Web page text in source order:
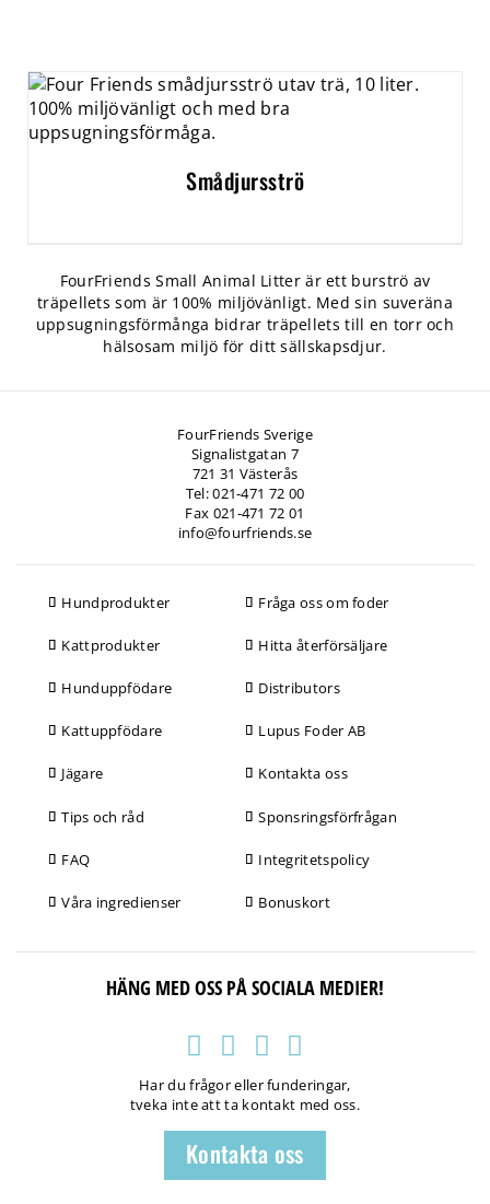
Smådjursströ
FourFriends Small Animal Litter är ett burströ av
träpellets som är 100% miljövänligt. Med sin suveräna
uppsugningsförmånga bidrar träpellets till en torr och
hälsosam miljö för ditt sällskapsdjur.
FourFriends Sverige
Signalistgatan 7
721 31 Västerås
Tel: 021-471 72 00
Fax 021-471 72 01
info@fourfriends.se
Hundprodukter
Kattprodukter
Hunduppfödare
Kattuppfödare
Jägare
Tips och råd
FAQ
Våra ingredienser
Fråga oss om foder
Hitta återförsäljare
Distributors
Lupus Foder AB
Kontakta oss
Sponsringsförfrågan
Integritetspolicy
Bonuskort
HÄNG MED OSS PÅ SOCIALA MEDIER!
Har du frågor eller funderingar,
tveka inte att ta kontakt med oss.
Kontakta oss